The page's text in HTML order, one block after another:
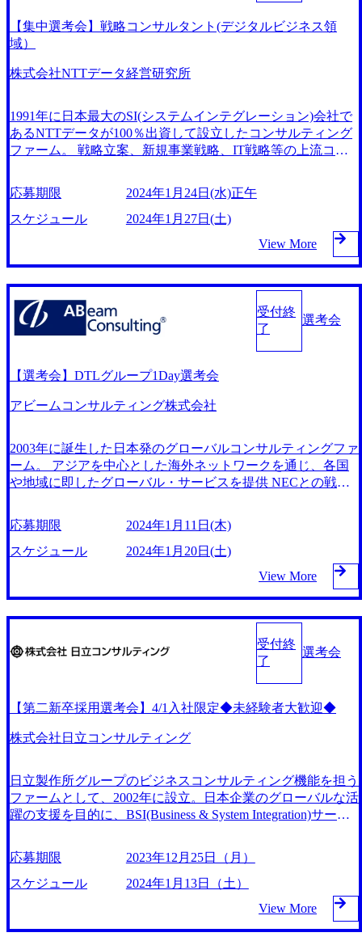
務再構築 ・デジタルトランスフォーメーション（DX人財育
成含む） ・インソーシング（クライアント内の環境構築）
ープ縛り ・実行ありき⇔計画の提案 ・長期コミット⇔短期
は手段のひとつ⇔IT導入が目的 ・情報共有活発⇔縦割りで
閉鎖的 ・プロモーションが盛んに行われる⇔上が詰まって
いる傾向有 【必須要件】下記いずれかに該当する方 コンサ
業務改善のご経験 〈マネージャークラス〉 ・プロジェクト
マネジメントのご経験
ム／大阪勤務) 2024年2月3日（土）10:00～18:00 ＠オンラ
イン（Web）or対面（東京オフィス） 2024年1月24日（水）
1次面接：10：00開始～16：00開始 最終面接：11：00開始～
す） 書類選考通過者（事前に書類選考を実施） ※応募者多
【集中選考会】戦略コンサルタント(デジタルビジネス領
域）
株式会社NTTデータ経営研究所
1991年に日本最大のSI(システムインテグレーション)会社で
あるNTTデータが100％出資して設立したコンサルティング
ファーム。 戦略立案、新規事業戦略、IT戦略等の上流コン
e」という未来志向型のコンサルティングによって、社会課
題の解決を目指しており、官と民の両面から支援している。
それにより「官に対する、(民間の実情を踏まえた現実的な)
社会政策の提言」、「民に対する、(先行優位を活かした)政
策提言実行支援(事業開発＆推進)」が実現でき、官民双方か
らの信頼が厚い。 ■1次面接/2次面接(オンライン) 日程：1
月27日（土） ※1次面接合格時は同日に2次面接を実施
■最終面接(対面) 日程：1月29日（月）～2月2日（金）
ソーシャル・デジタル戦略ユニット 【ミッション・特
徴】 ・官民両方の上流案件のみを幅広く提供 ・社会課題～
デジタル・ハイテク系の戦略案件の担い手 ・テーマ/インダ
ストリーに囚われない案件獲得 ・主なコンサルティング領
－社会問題の解決をテーマに、デジタル化政策や官公庁のデ
戦略策定 ・これらの領域に幅広くアサインメント ・若手で
もバイネームで情報発信可能 ・各種委員、研究員、客員教
授などへの就任も可能 【主なクライアント／インダストリ
ー】 ・製造（自動車、化学、食品等）、卸・小売、鉄道、
庁、環境省、総務省、厚生労働省、経産省、国交省／観光
内風土改革 ・人材業：営業戦略策定支援 ・金融業：顧客ID
統合検討支援 ・小売業：店舗無人化構想 ・サービス業：全
社IT戦略構想検討 ・製造業：新サービス事業構想検討 ・官
庁：行政システム効率化に向けたデータ連携基盤の検討 ・
官公庁：デジタル・ガバメント推進 ・官公庁：データマネ
ジメント戦略策定 ■担当業務 デジタルをキーワードとし
・経営戦略、事業戦略、技術戦略等の立案に向けた調査
BPRなど戦略/ビジネス コンサルが担う領域のリー
マネージャー <コンサル経験者> 【必須】 ・コンサル
ファーム経験（1年以上） ・デジタル系コンサル案件経
験 【尚可】 ・Excel中・上級 ・ビジネス英語 <コ
の提案営業や上流検討経験 【尚可】 ・顧客との折衝
経験 ・Excel中・上級 ・ビジネス英語 2）第二新卒
者 【必須】 ・社会人経験（1年以上） 【尚可】
・顧客との折衝経験 ・Excel中・上級 ・ビジネス
英語
応募期限
2024年1月24日(水)正午
スケジュール
2024年1月27日(土)
View More
受付終
了
選考会
【選考会】DTLグループ1Day選考会
アビームコンサルティング株式会社
2003年に誕生した日本発のグローバルコンサルティングファ
ーム。 アジアを中心とした海外ネットワークを通じ、各国
や地域に即したグローバル・サービスを提供 NECとの戦略
略、業務改革、IT、組織・人事、アウトソーシングなどの専
門知識と、豊富な経験を持つ 約6,000名を超えるプロフェッ
ショナルを有し、コンサルティングサービスを提供する # 組
織について 我々は、ビジネス×テクノロジー力を駆使し、社
会やクライアントをLeapさせるプロフェッショナルチームで
す。テクノロジーを活用した新しいビジネス価値デザインか
ら、それを実現するための構想策定/アーキテクチャデザイ
ン、その実現（業務・システム設計、構築まで）をワンスト
ップでサービス提供を行っています。 Digital-Tech Leap（DT
L） テクノロジーを活用した新しいビジネス価値デザインか
ら、それを実現するための構想策定/アーキテクチャデザイ
ン、その実現（業務・システム設計、構築まで）をワンスト
igital-Tech Leapグループの「X strategy&managementセクタ
クター」「design X architectセクター」のいずれかのセクタ
ーに所属します。 2024年1月20日（土）10:00～18:00 ＠オ
ンライン 応募〆切 1月11日（木） 1次面接：10：00開始～1
6：00開始 最終面接：11：00開始～17：00開始 （計3時間確
egy&management セクター） テクノロジーを活用した新しい
定支援、およびエンタープライズアジャイル等の最適なマネ
ジメント方法論を適用し、顧客との共創型の各種マネジメン
ト実行支援を提供し、お客様の変革/改革に貢献する組織で
応募期限
2024年1月11日(木)
スケジュール
2024年1月20日(土)
View More
受付終
了
選考会
【第二新卒採用選考会】4/1入社限定◆未経験者大歓迎◆
株式会社日立コンサルティング
日立製作所グループのビジネスコンサルティング機能を担う
ファームとして、2002年に設立。日本企業のグローバルな活
躍の支援を目的に、BSI(Business & System Integration)サービ
ジメントへの革新的なアプローチ、そしてグローバル企業体
である日立製作所、およびグループ企業の各研究機関や事業
グループと連携した「人財・知財・商財」の戦略的活用の融
合による新ビジネス創生（イノベーション）を目指してい
る。 ◆第二新卒採用求人ページ◆ https://my-vision.co.jp/jobs/f
dfcb741-dc96-44d3-a2ed-47705b7f9646 【応募締切】 12月25
応募期限
2023年12月25日（月）
スケジュール
2024年1月13日（土）
View More